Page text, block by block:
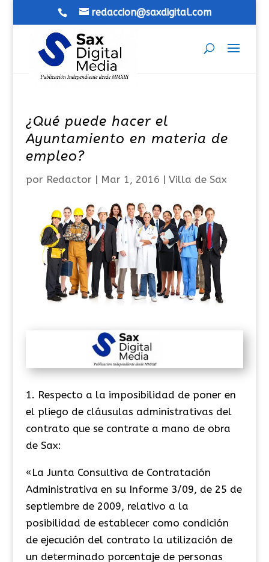
redaccion@saxdigital.com
¿Qué puede hacer el
Ayuntamiento en materia de
empleo?
por Redactor| Mar 1, 2016 | Villa de Sax
1. Respecto a la imposibilidad de poner en
el pliego de cláusulas administrativas del
contrato que se contrate a mano de obra
de Sax:
«La Junta Consultiva de Contratación
Administrativa en su Informe 3/09, de 25 de
septiembre de 2009, relativo a la
posibilidad de establecer como condición
de ejecución del contrato la utilización de
un determinado porcentaje de personas